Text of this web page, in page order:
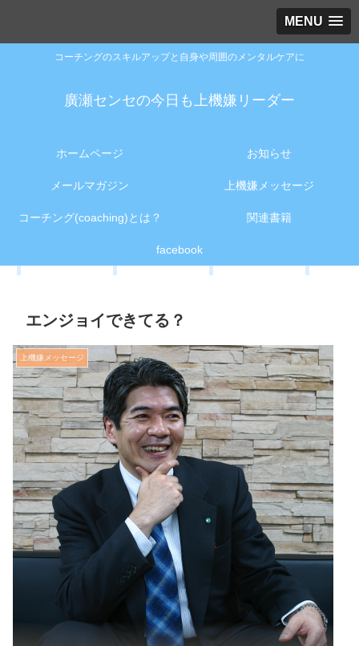
MENU
コーチングのスキルアップと自身や周囲のメンタルケアに
廣瀬センセの今日も上機嫌リーダー
ホームページ お知らせ
メールマガジン 上機嫌メッセージ
コーチング(coaching)とは？ 関連書籍
facebook
エンジョイできてる？
上機嫌メッセージ